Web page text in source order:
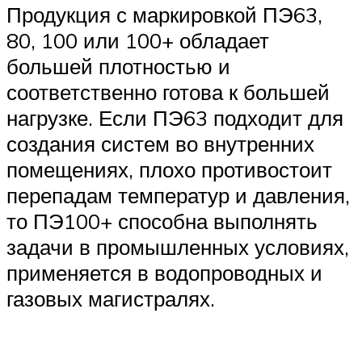
Продукция с маркировкой ПЭ63,
80, 100 или 100+ обладает
большей плотностью и
соответственно готова к большей
нагрузке. Если ПЭ63 подходит для
создания систем во внутренних
помещениях, плохо противостоит
перепадам температур и давления,
то ПЭ100+ способна выполнять
задачи в промышленных условиях,
применяется в водопроводных и
газовых магистралях.